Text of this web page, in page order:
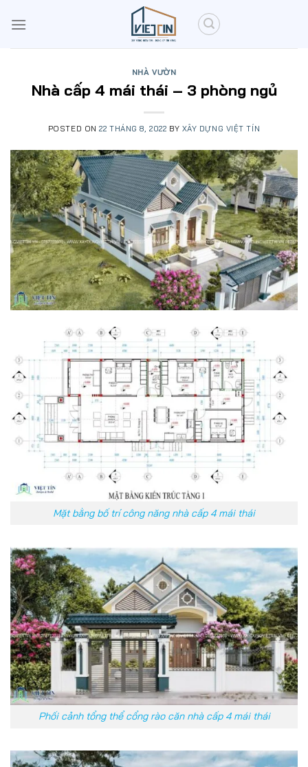
NHÀ VƯỜN
Nhà cấp 4 mái thái – 3 phòng ngủ
POSTED ON22 THÁNG 8, 2022 BY XÂY DỰNG VIỆT TÍN
Mặt bằng bố trí công năng nhà cấp 4 mái thái
Phối cảnh tổng thể cổng rào căn nhà cấp 4 mái thái